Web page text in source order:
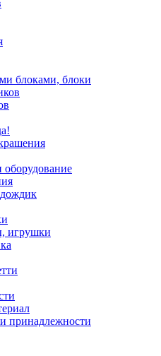
блоками, блоки
игрушки
принадлежности